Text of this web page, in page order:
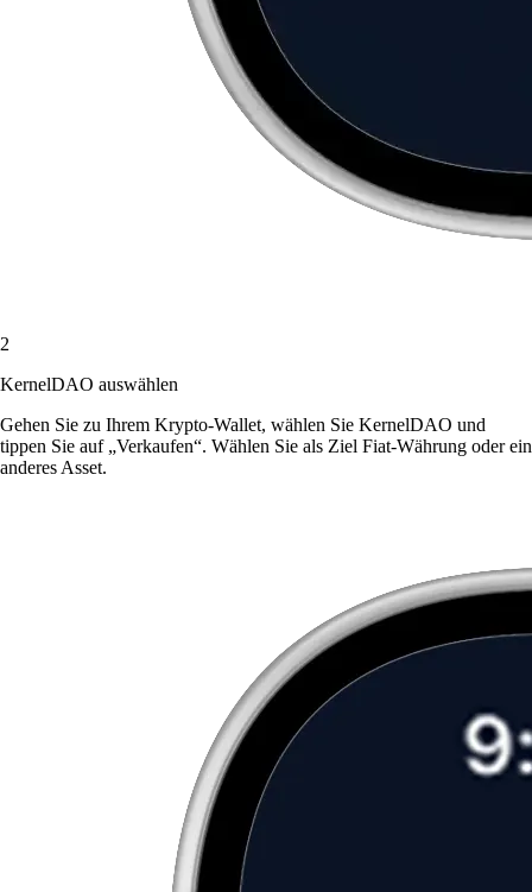
2
KernelDAO auswählen
Gehen Sie zu Ihrem Krypto-Wallet, wählen Sie KernelDAO und
tippen Sie auf „Verkaufen“. Wählen Sie als Ziel Fiat-Währung oder ein
anderes Asset.